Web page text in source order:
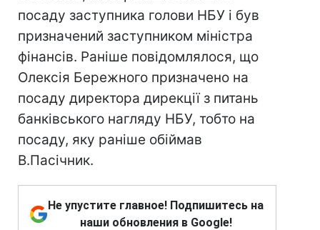
посаду заступника голови НБУ і був
призначений заступником міністра
фінансів. Раніше повідомлялося, що
Олексія Бережного призначено на
посаду директора дирекції з питань
банківського нагляду НБУ, тобто на
посаду, яку раніше обіймав
В.Пасічник.
Не упустите главное! Подпишитесь на
наши обновления в Google!